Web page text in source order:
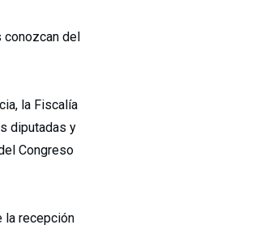
del
la Fiscalía
diputadas y
Congreso
la recepción